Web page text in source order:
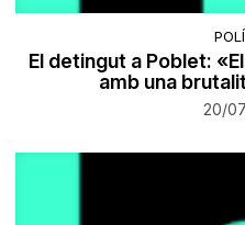
El detingut a Poblet:
amb una
20/